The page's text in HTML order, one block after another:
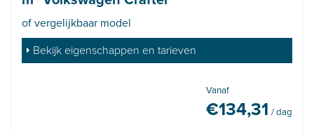
of vergelijkbaar model
Bekijk eigenschappen en tarieven
Vanaf
€134,31 / dag